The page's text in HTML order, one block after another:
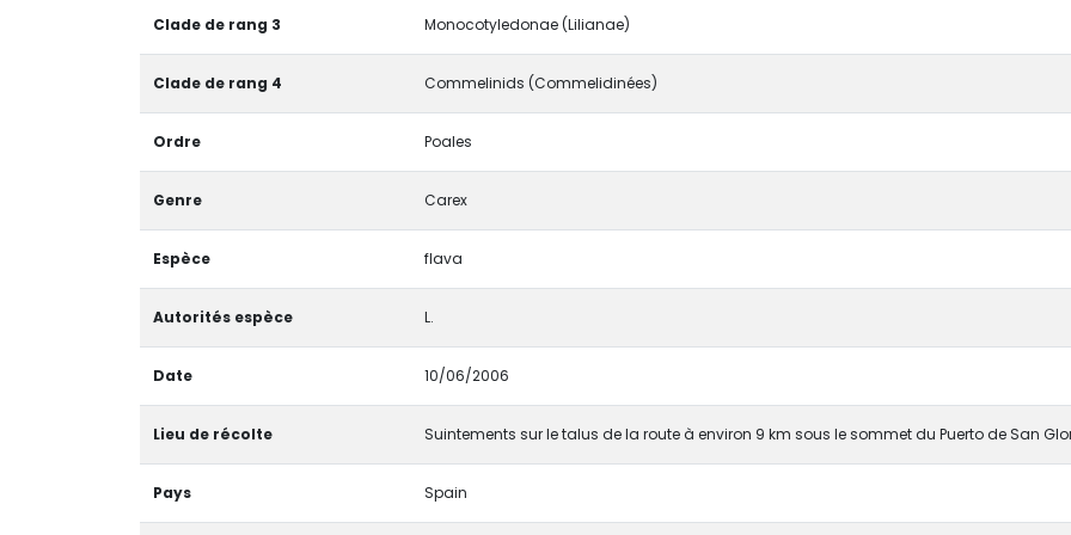
Clade de rang 3 Monocotyledonae (Lilianae)
Clade de rang 4 Commelinids (Commelidinées)
Ordre Poales
Genre Carex
Espèce flava
Autorités espèce L.
Date 10/06/2006
Lieu de récolte Suintements sur le talus de la route à environ 9 km sous le sommet du Puerto de San
Pays Spain